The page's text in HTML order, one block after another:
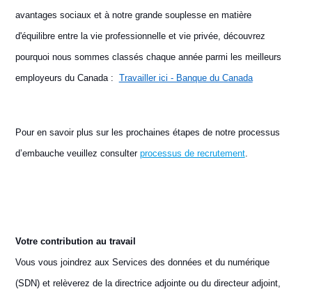
avantages sociaux et à notre grande souplesse en matière
d'équilibre entre la vie professionnelle et vie privée, découvrez
pourquoi nous sommes classés chaque année parmi les meilleurs
employeurs du Canada : Travailler ici - Banque du Canada
Pour en savoir plus sur les prochaines étapes de notre processus
d’embauche veuillez consulter processus de recrutement.
Votre contribution au travail
Vous vous joindrez aux Services des données et du numérique
(SDN) et relèverez de la directrice adjointe ou du directeur adjoint,